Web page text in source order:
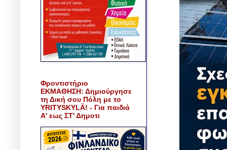
Φροντιστήριο
ΕΚΜΑΘΗΣΗ: Δημιούργησε
τη Δική σου Πόλη με το
YRITYSKYLÄ! - Για παιδιά
Α' εως ΣΤ' Δημοτι